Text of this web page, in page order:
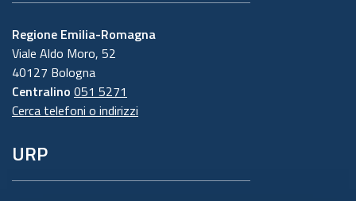
Regione Emilia-Romagna
Viale Aldo Moro, 52
40127 Bologna
Centralino 051 5271
Cerca telefoni o indirizzi
URP